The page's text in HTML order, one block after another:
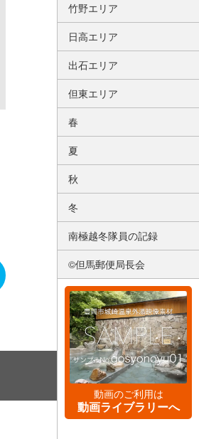
竹野エリア
日高エリア
出石エリア
但東エリア
春
夏
秋
冬
南極越冬隊員の記録
©但馬郵便局長会
動画のご利用は
動画ライブラリーへ